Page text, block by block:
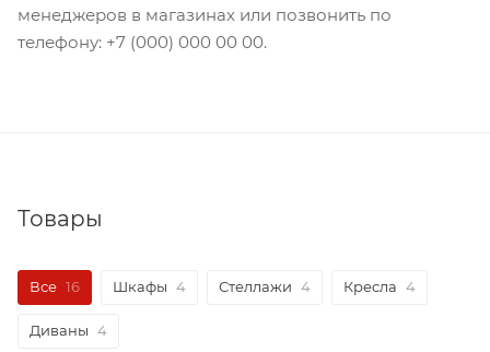
менеджеров в магазинах или позвонить по
телефону: +7 (000) 000 00 00.
Товары
Все 16 Шкафы 4 Стеллажи 4 Кресла 4
Диваны 4